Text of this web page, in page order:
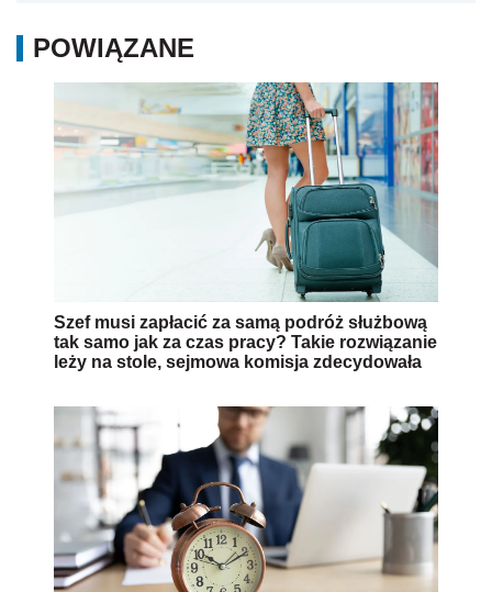
POWIĄZANE
Szef musi zapłacić za samą podróż służbową
tak samo jak za czas pracy? Takie rozwiązanie
leży na stole, sejmowa komisja zdecydowała